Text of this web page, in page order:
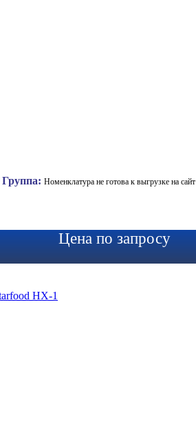
Группа: Номенклатура не готова к выгрузке на сайт
Цена по запросу